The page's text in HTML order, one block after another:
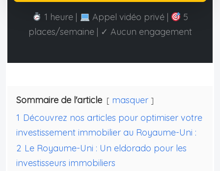
1 heure | Appel vidéo privé |
5
places/semaine | ✓ Aucun engagement
Sommaire de l'article
masquer
1 Découvrez nos articles pour optimiser votre
investissement immobilier au Royaume-Uni :
2 Le Royaume-Uni : Un eldorado pour les
investisseurs immobiliers